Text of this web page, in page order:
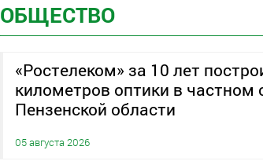
ОБЩЕСТВО
«Ростелеком» за 10 лет
километров оптики в частном
Пензенской области
05 августа 2026